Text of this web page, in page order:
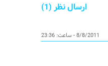
ارسال نظر (1)
8/8/2011 - ساعت: 23:36